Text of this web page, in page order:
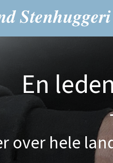
En
over hele